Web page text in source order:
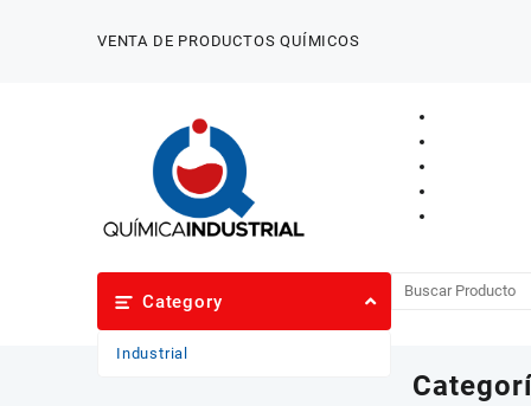
VENTA DE PRODUCTOS QUÍMICOS
Category
Industrial